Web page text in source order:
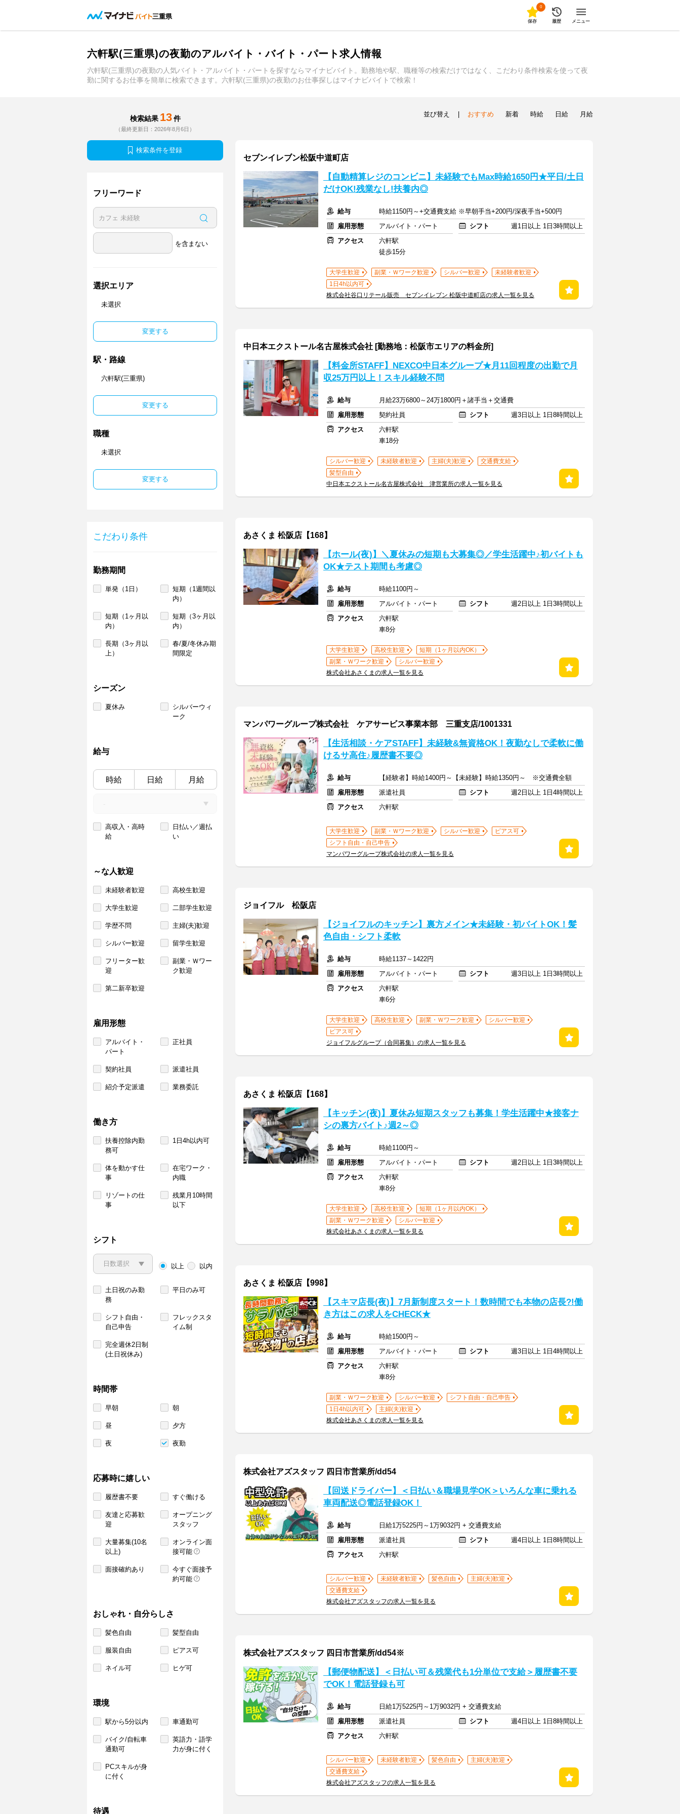
三重県
0
保存 履歴 メニュー
六軒駅(三重県)の夜勤のアルバイト・バイト・パート求人情報
六軒駅(三重県)の夜勤の人気バイト・アルバイト・パートを探すならマイナビバイト。勤務地や駅、職種等の検索だけではなく、こだわり条件検索を使って夜
勤に関するお仕事を簡単に検索できます。六軒駅(三重県)の夜勤のお仕事探しはマイナビバイトで検索！
検索結果 13 件
（最終更新日：2026年8月6日）
検索条件を登録
フリーワード
を含まない
選択エリア
未選択
変更する
駅・路線
六軒駅(三重県)
変更する
職種
未選択
変更する
こだわり条件
勤務期間
単発（1日）
短期（1週間以
内）
短期（1ヶ月以
内）
短期（3ヶ月以
内）
長期（3ヶ月以
上）
春/夏/冬休み期
間限定
シーズン
夏休み
シルバーウィ
ーク
給与
時給 日給 月給
高収入・高時
給
日払い／週払
い
～な人歓迎
未経験者歓迎 高校生歓迎
大学生歓迎 二部学生歓迎
学歴不問 主婦(夫)歓迎
シルバー歓迎 留学生歓迎
フリーター歓
迎
副業・Ｗワー
ク歓迎
第二新卒歓迎
雇用形態
アルバイト・
パート
正社員
契約社員 派遣社員
紹介予定派遣 業務委託
働き方
扶養控除内勤
務可
1日4h以内可
体を動かす仕
事
在宅ワーク・
内職
リゾートの仕
事
残業月10時間
以下
シフト
以上 以内
土日祝のみ勤
務
平日のみ可
シフト自由・
自己申告
フレックスタ
イム制
完全週休2日制
(土日祝休み)
時間帯
早朝 朝
昼 夕方
夜 夜勤
応募時に嬉しい
履歴書不要 すぐ働ける
友達と応募歓
迎
オープニング
スタッフ
大量募集(10名
以上)
オンライン面
接可能
面接確約あり
今すぐ面接予
約可能
おしゃれ・自分らしさ
髪色自由 髪型自由
服装自由 ピアス可
ネイル可 ヒゲ可
環境
駅から5分以内 車通勤可
バイク/自転車
通勤可
英語力・語学
力が身に付く
PCスキルが身
に付く
待遇
並び替え おすすめ 新着 時給 日給 月給
セブンイレブン松阪中道町店
【自動精算レジのコンビニ】未経験でもMax時給1650円★平日/土日
だけOK!残業なし!扶養内◎
給与
時給1150円～+交通費支給 ※早朝手当+200円/深夜手当+500円
雇用形態
アルバイト・パート シフト
週1日以上 1日3時間以上
アクセス
六軒駅
徒歩15分
大学生歓迎 副業・Ｗワーク歓迎 シルバー歓迎
未経験者歓迎
1日4h以内可
株式会社谷口リテール販売 セブンイレブン 松阪中道町店の求人一覧を見る
中日本エクストール名古屋株式会社 [勤務地：松阪市エリアの料金所]
【料金所STAFF】NEXCO中日本グループ★月11回程度の出勤で月
収25万円以上！スキル経験不問
給与
月給23万6800～24万1800円＋諸手当＋交通費
雇用形態
契約社員 シフト
週3日以上 1日8時間以上
アクセス
六軒駅
車18分
シルバー歓迎 未経験者歓迎 主婦(夫)歓迎
交通費支給
髪型自由
中日本エクストール名古屋株式会社 津営業所の求人一覧を見る
あさくま 松阪店【168】
【ホール(夜)】＼夏休みの短期も大募集◎／学生活躍中♪初バイトも
OK★テスト期間も考慮◎
給与
時給1100円～
雇用形態
アルバイト・パート シフト
週2日以上 1日3時間以上
アクセス
六軒駅
車8分
大学生歓迎 高校生歓迎
短期（1ヶ月以内OK）
副業・Ｗワーク歓迎
シルバー歓迎
株式会社あさくまの求人一覧を見る
マンパワーグループ株式会社 ケアサービス事業本部 三重支店/1001331
【生活相談・ケアSTAFF】未経験&無資格OK！夜勤なしで柔軟に働
けるサ高住♪履歴書不要◎
給与
【経験者】時給1400円～【未経験】時給1350円～ ※交通費全額
雇用形態
派遣社員 シフト
週2日以上 1日4時間以上
アクセス
六軒駅
大学生歓迎 副業・Ｗワーク歓迎 シルバー歓迎
ピアス可
シフト自由・自己申告
マンパワーグループ株式会社の求人一覧を見る
ジョイフル 松阪店
【ジョイフルのキッチン】裏方メイン★未経験・初バイトOK！髪
色自由・シフト柔軟
給与
時給1137～1422円
雇用形態
アルバイト・パート シフト
週3日以上 1日3時間以上
アクセス
六軒駅
車6分
大学生歓迎 高校生歓迎 副業・Ｗワーク歓迎
シルバー歓迎
ピアス可
ジョイフルグループ（合同募集）の求人一覧を見る
あさくま 松阪店【168】
【キッチン(夜)】夏休み短期スタッフも募集！学生活躍中★接客ナ
シの裏方バイト♪週2～◎
給与
時給1100円～
雇用形態
アルバイト・パート シフト
週2日以上 1日3時間以上
アクセス
六軒駅
車8分
大学生歓迎 高校生歓迎
短期（1ヶ月以内OK）
副業・Ｗワーク歓迎
シルバー歓迎
株式会社あさくまの求人一覧を見る
あさくま 松阪店【998】
【スキマ店長(夜)】7月新制度スタート！数時間でも本物の店長?!働
き方はこの求人をCHECK★
給与
時給1500円～
雇用形態
アルバイト・パート シフト
週3日以上 1日4時間以上
アクセス
六軒駅
車8分
副業・Ｗワーク歓迎 シルバー歓迎
シフト自由・自己申告
1日4h以内可
主婦(夫)歓迎
株式会社あさくまの求人一覧を見る
株式会社アズスタッフ 四日市営業所/dd54
【回送ドライバー】＜日払い＆職場見学OK＞いろんな車に乗れる
車両配送◎電話登録OK！
給与
日給1万5225円～1万9032円 + 交通費支給
雇用形態
派遣社員 シフト
週4日以上 1日8時間以上
アクセス
六軒駅
シルバー歓迎 未経験者歓迎 髪色自由
主婦(夫)歓迎
交通費支給
株式会社アズスタッフの求人一覧を見る
株式会社アズスタッフ 四日市営業所/dd54※
【郵便物配送】＜日払い可＆残業代も1分単位で支給＞履歴書不要
でOK！電話登録も可
給与
日給1万5225円～1万9032円 + 交通費支給
雇用形態
派遣社員 シフト
週4日以上 1日8時間以上
アクセス
六軒駅
シルバー歓迎 未経験者歓迎 髪色自由
主婦(夫)歓迎
交通費支給
株式会社アズスタッフの求人一覧を見る